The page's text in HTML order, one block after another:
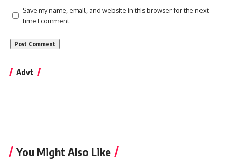
Save my name, email, and website in this browser for the next
time I comment.
Advt
You Might Also Like